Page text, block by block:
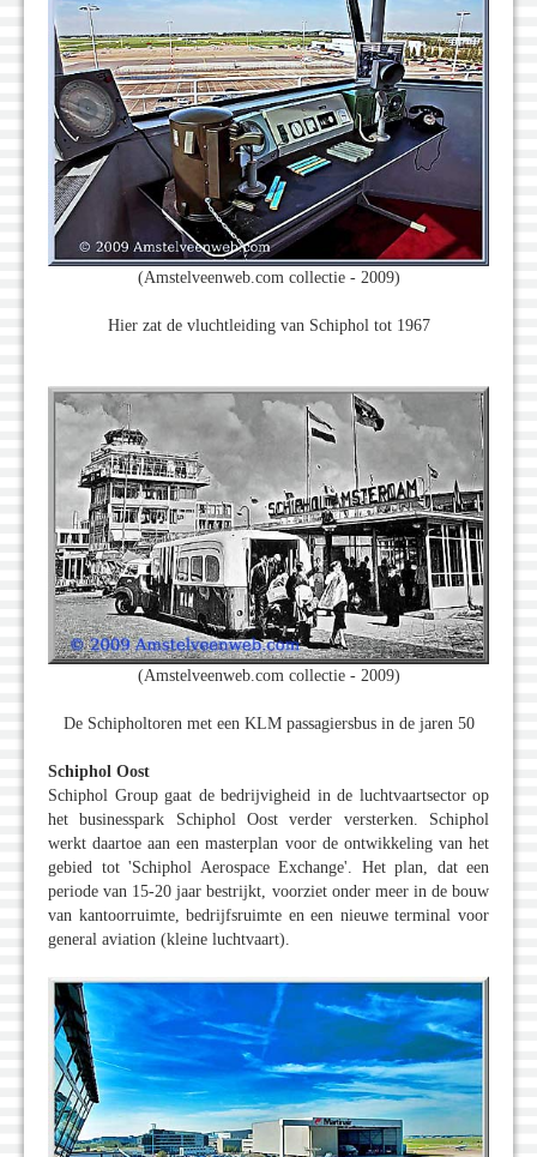
(Amstelveenweb.com collectie - 2009)
Hier zat de vluchtleiding van Schiphol tot 1967
(Amstelveenweb.com collectie - 2009)
De Schipholtoren met een KLM passagiersbus in de jaren 50
Schiphol Oost
Schiphol Group gaat de bedrijvigheid in de luchtvaartsector op
het businesspark Schiphol Oost verder versterken. Schiphol
werkt daartoe aan een masterplan voor de ontwikkeling van het
gebied tot 'Schiphol Aerospace Exchange'. Het plan, dat een
periode van 15-20 jaar bestrijkt, voorziet onder meer in de bouw
van kantoorruimte, bedrijfsruimte en een nieuwe terminal voor
general aviation (kleine luchtvaart).